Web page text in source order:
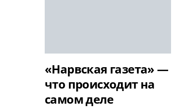
«Нарвская газета» —
что происходит на
самом деле